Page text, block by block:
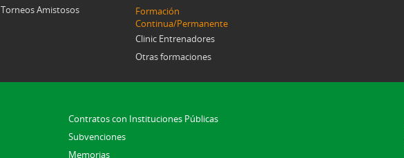
Torneos Amistosos
Formación
Continua/Permanente
Clinic Entrenadores
Otras formaciones
Contratos con Instituciones Públicas
Subvenciones
Memorias